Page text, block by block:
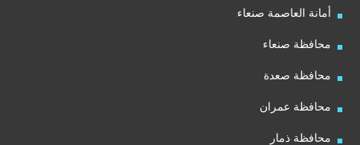
أمانة العاصمة صنعاء
محافظة صنعاء
محافظة صعدة
محافظة عمران
محافظة ذمار